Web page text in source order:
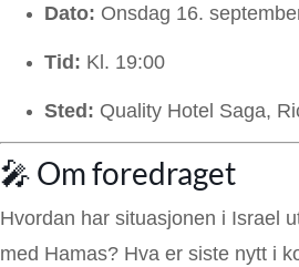
Dato: Onsdag 16.
Tid: Kl. 19:00
Sted: Quality Hotel Saga,
🎤 Om foredraget
Hvordan har situasjonen i Israel
med Hamas? Hva er siste nytt i